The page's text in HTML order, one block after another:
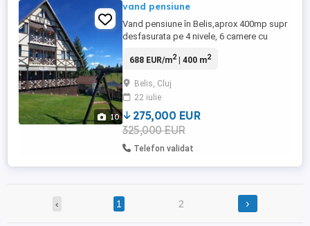
10
vand pensiune
Vand pensiune în Belis,aprox 400mp supr
desfasurata pe 4 nivele, 6 camere cu
1200mp teren, centrală,ciubar, saună,
în funcțiune.Alte ing la tel.Schimb cu
apartament sau casa în Cluj-Napoca
688 EUR/m2| 400 m2
Belis, Cluj
22 iulie
275,000 EUR
325,000 EUR
Telefon validat
‹ 1 2 ›